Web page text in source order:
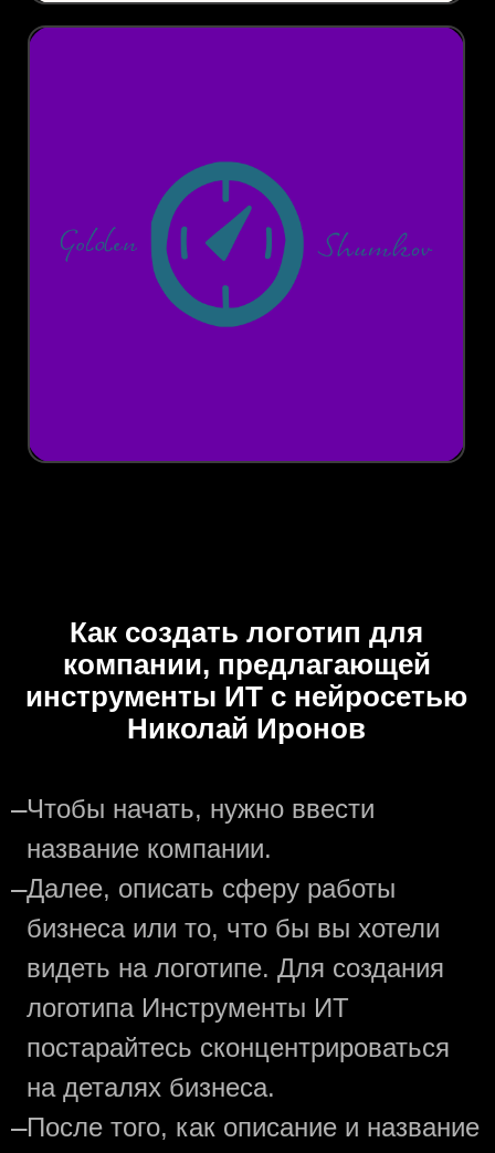
Как создать логотип для
компании, предлагающей
инструменты ИТ с нейросетью
Николай Иронов
—Чтобы начать, нужно ввести
название компании.
—Далее, описать сферу работы
бизнеса или то, что бы вы хотели
видеть на логотипе. Для создания
логотипа Инструменты ИТ
постарайтесь сконцентрироваться
на деталях бизнеса.
—После того, как описание и название